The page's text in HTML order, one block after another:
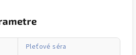
Pleťové séra